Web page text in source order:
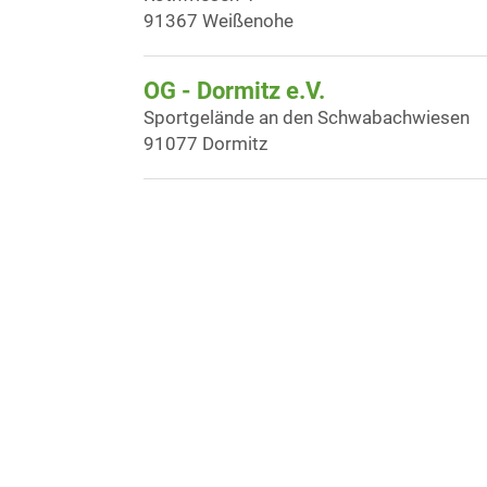
91367 Weißenohe
OG - Dormitz e.V.
Sportgelände an den Schwabachwiesen
91077 Dormitz